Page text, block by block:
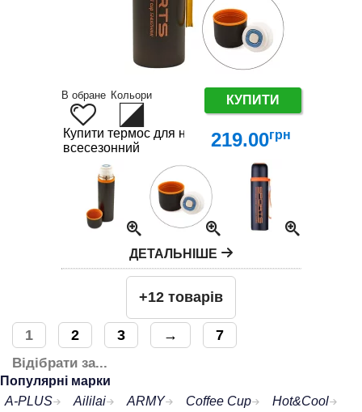
В обране Кольори КУПИТИ
Купити термос для напоїв – гарячий чай і
всесезонний
219.00грн
ДЕТАЛЬНІШЕ
+12 товарів
1 2 3 →
7
Відібрати за...
Популярні марки
A-PLUS
Aililai ARMY Coffee Cup
Hot&Cool